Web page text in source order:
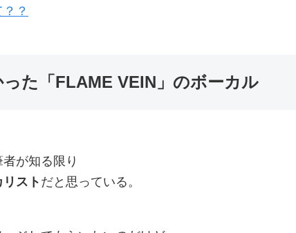
？
た「FLAME VEIN」のボーカル
が知る限り
スト だと思っている。